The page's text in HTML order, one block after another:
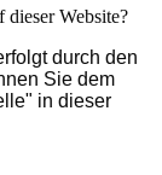
Website?
durch den
Sie dem
in dieser